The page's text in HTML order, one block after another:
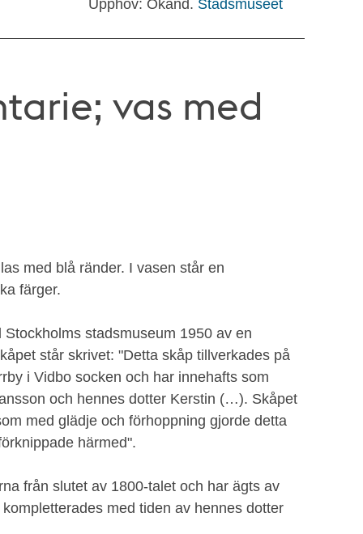
Upphov: Okänd. Stadsmuseet
vas med
med blå ränder. I vasen står en
färger.
stadsmuseum 1950 av en
står skrivet: "Detta skåp tillverkades på
i Vidbo socken och har innehafts som
och hennes dotter Kerstin (…). Skåpet
med glädje och förhoppning gjorde detta
härmed".
från slutet av 1800-talet och har ägts av
med tiden av hennes dotter